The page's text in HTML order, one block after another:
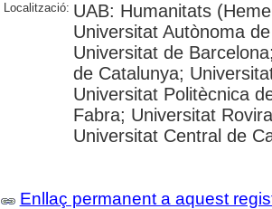
Localització: UAB: Humanitats
Universitat Autònoma
Universitat de
de Catalunya;
Universitat Politècnica
Fabra; Universitat
Universitat Central de
Enllaç permanent a aquest